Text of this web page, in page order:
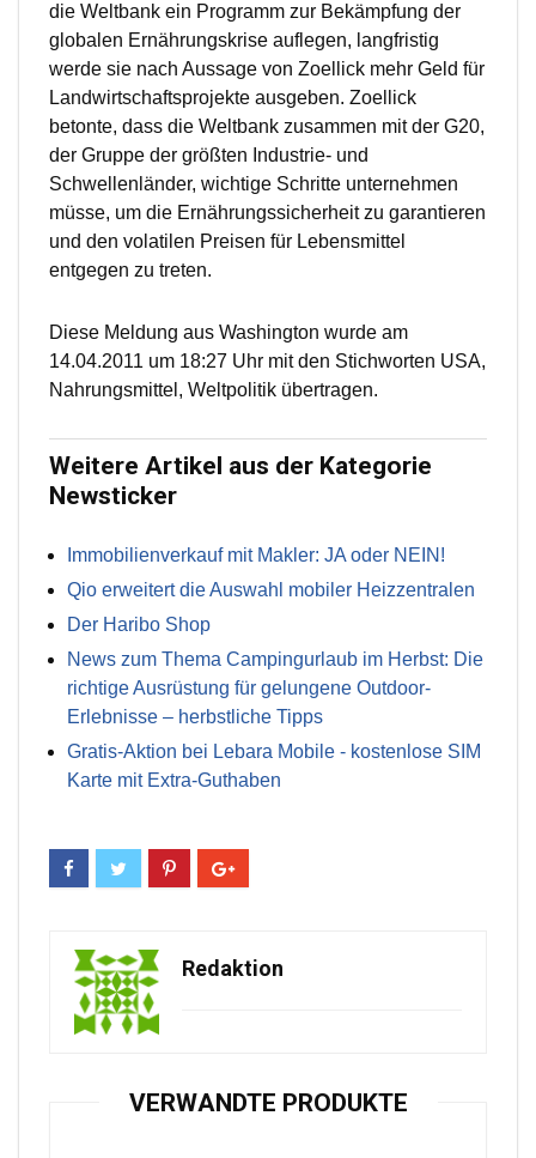
die Weltbank ein Programm zur Bekämpfung der
globalen Ernährungskrise auflegen, langfristig
werde sie nach Aussage von Zoellick mehr Geld für
Landwirtschaftsprojekte ausgeben. Zoellick
betonte, dass die Weltbank zusammen mit der G20,
der Gruppe der größten Industrie- und
Schwellenländer, wichtige Schritte unternehmen
müsse, um die Ernährungssicherheit zu garantieren
und den volatilen Preisen für Lebensmittel
entgegen zu treten.
Diese Meldung aus Washington wurde am
14.04.2011 um 18:27 Uhr mit den Stichworten USA,
Nahrungsmittel, Weltpolitik übertragen.
Weitere Artikel aus der Kategorie
Newsticker
Immobilienverkauf mit Makler: JA oder NEIN!
Qio erweitert die Auswahl mobiler Heizzentralen
Der Haribo Shop
News zum Thema Campingurlaub im Herbst: Die
richtige Ausrüstung für gelungene Outdoor-
Erlebnisse – herbstliche Tipps
Gratis-Aktion bei Lebara Mobile - kostenlose SIM
Karte mit Extra-Guthaben
Redaktion
VERWANDTE PRODUKTE